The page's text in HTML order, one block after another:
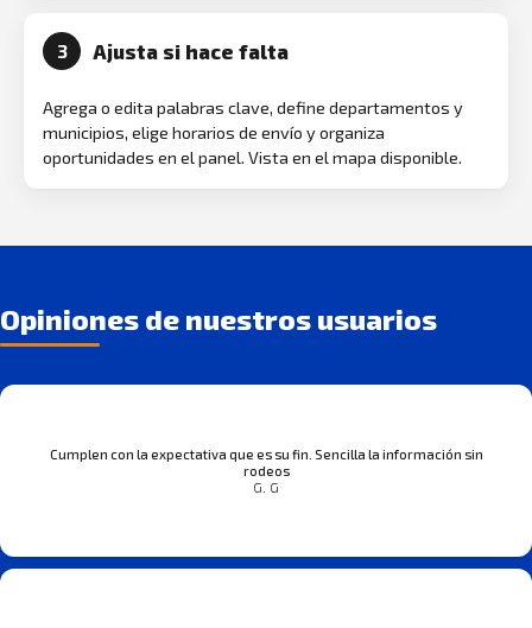
3 Ajusta si hace falta
Agrega o edita palabras clave, define departamentos y
municipios, elige horarios de envío y organiza
oportunidades en el panel. Vista en el mapa disponible.
Opiniones de nuestros usuarios
Cumplen con la expectativa que es su fin. Sencilla la información sin
rodeos
G. G